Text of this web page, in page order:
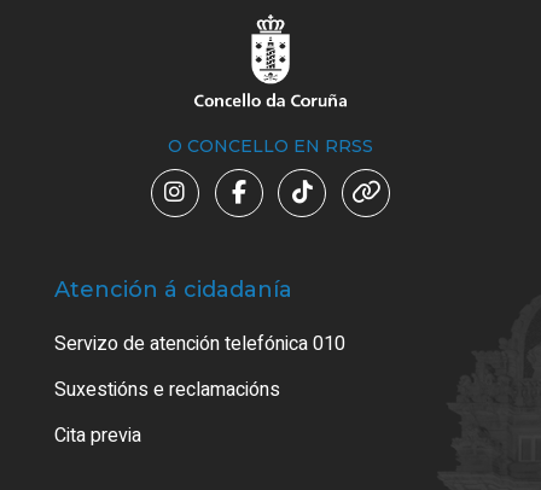
O CONCELLO EN RRSS
Atención á cidadanía
Servizo de atención telefónica 010
Suxestións e reclamacións
Cita previa